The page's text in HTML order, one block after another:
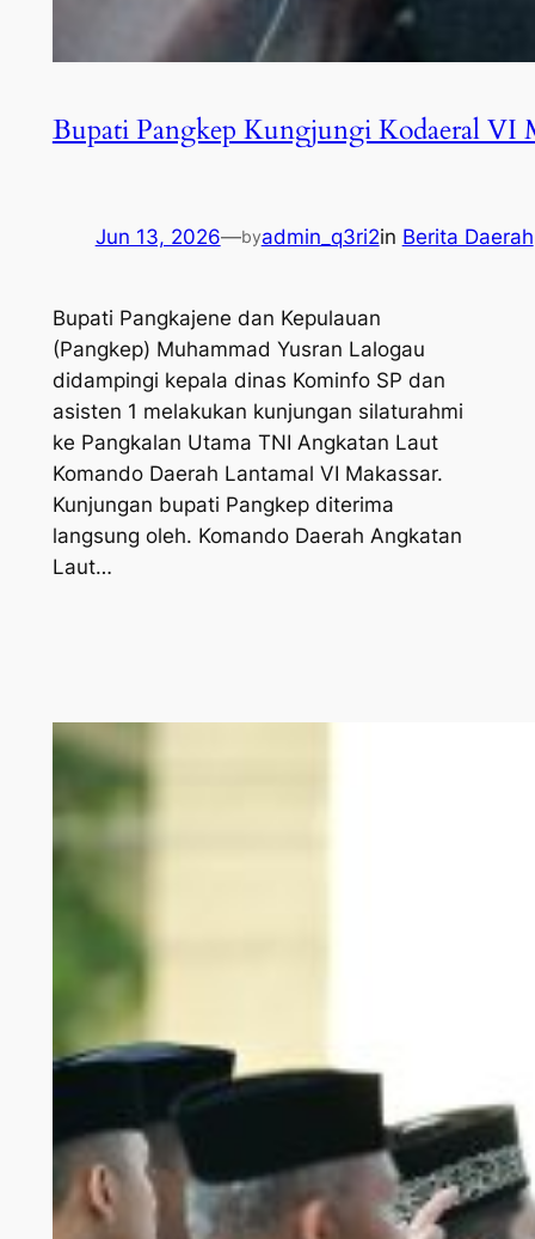
Bupati Pangkep Kungjungi Kodaeral VI
Jun 13, 2026—byadmin_q3ri2in Berita Daerah
Bupati Pangkajene dan Kepulauan
(Pangkep) Muhammad Yusran Lalogau
didampingi kepala dinas Kominfo SP dan
asisten 1 melakukan kunjungan silaturahmi
ke Pangkalan Utama TNI Angkatan Laut
Komando Daerah Lantamal VI Makassar.
Kunjungan bupati Pangkep diterima
langsung oleh. Komando Daerah Angkatan
Laut…